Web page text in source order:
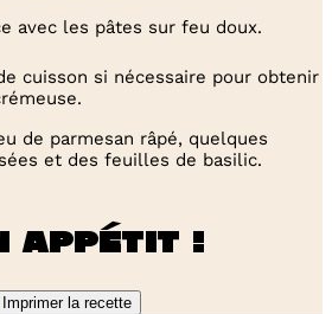
avec les pâtes sur feu doux.
cuisson si nécessaire pour obtenir
de parmesan râpé, quelques
et des feuilles de basilic.
appétit !
Imprimer la recette